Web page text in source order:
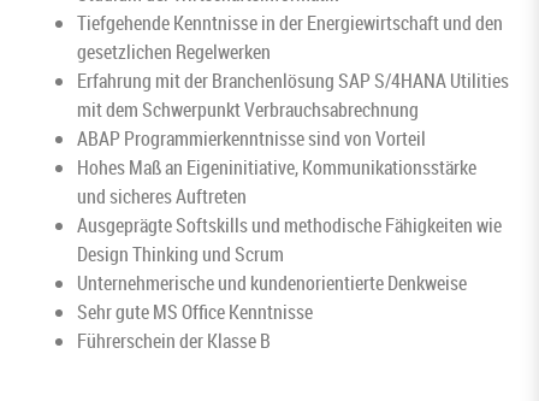
Tiefgehende Kenntnisse in der Energiewirtschaft und den
gesetzlichen Regelwerken
Erfahrung mit der Branchenlösung SAP S/4HANA Utilities
mit dem Schwerpunkt Verbrauchsabrechnung
ABAP Programmierkenntnisse sind von Vorteil
Hohes Maß an Eigeninitiative, Kommunikationsstärke
und sicheres Auftreten
Ausgeprägte Softskills und methodische Fähigkeiten wie
Design Thinking und Scrum
Unternehmerische und kundenorientierte Denkweise
Sehr gute MS Office Kenntnisse
Führerschein der Klasse B